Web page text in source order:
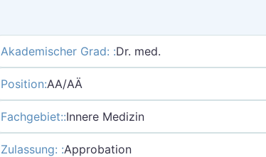
Akademischer Grad: :Dr. med.
Position:AA/AÄ
Fachgebiet::Innere Medizin
Zulassung: :Approbation